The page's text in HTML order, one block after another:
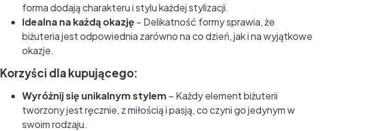
forma dodają charakteru i stylu każdej stylizacji.
Idealna na każdą okazję– Delikatność formy sprawia, że
biżuteria jest odpowiednia zarówno na co dzień, jak i na wyjątkowe
okazje.
Korzyści dla kupującego:
Wyróżnij się unikalnym stylem – Każdy element biżuterii
tworzony jest ręcznie, z miłością i pasją, co czyni go jedynym w
swoim rodzaju.